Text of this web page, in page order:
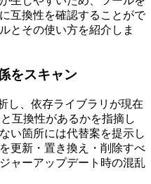
互換性を確認することがで
とその使い方を紹介しま
をスキャン
し、依存ライブラリが現在
互換性があるかを指摘し
い箇所には代替案を提示し
更新・置き換え・削除すべ
ャーアップデート時の混乱